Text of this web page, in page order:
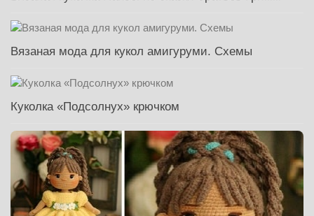
Вязаная мода для кукол амигуруми. Схемы
Куколка «Подсолнух» крючком